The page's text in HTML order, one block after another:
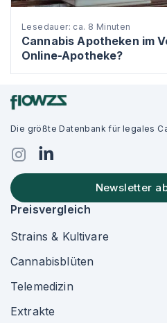
Lesedauer: ca. 8 Minuten
Cannabis Apotheken im
Online-Apotheke?
Die größte Datenbank für legales
Newsletter
Preisvergleich
Strains & Kultivare
Cannabisblüten
Telemedizin
Extrakte